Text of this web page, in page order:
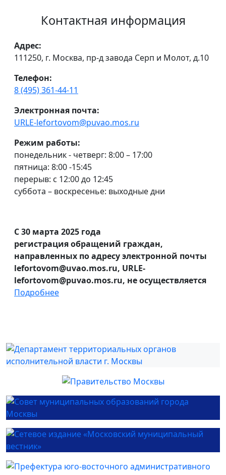
Контактная информация
Адрес:
111250, г. Москва, пр-д завода Серп и Молот, д.10
Телефон:
8 (495) 361-44-11
Электронная почта:
URLE-lefortovom@puvao.mos.ru
Режим работы:
понедельник - четверг: 8:00 – 17:00
пятница: 8:00 -15:45
перерыв: с 12:00 до 12:45
суббота – воскресенье: выходные дни
С 30 марта 2025 года
регистрация обращений граждан,
направленных по адресу электронной почты
lefortovom@uvao.mos.ru, URLE-
lefortovom@puvao.mos.ru, не осуществляется
Подробнее